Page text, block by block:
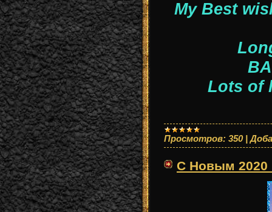
My Best
Lots of
Просмотров: 350 |
С Новым 2020